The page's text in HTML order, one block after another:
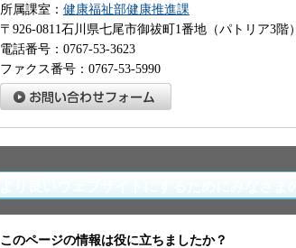
所属課室： 健康福祉部健康推進課
〒926-0811石川県七尾市御祓町1番地（パトリア3階）
電話番号：0767-53-3623
ファクス番号：0767-53-5990
このページの情報は役に立ちましたか？